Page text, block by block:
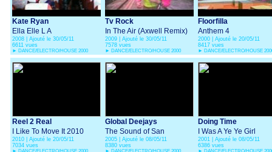
Kate Ryan
Ella Elle L A
2008 | Ajouté le 30/05/11
6611 vues
► DANCE/ELECTRO/HOUSE 2000
Tv Rock
In The Air (Axwell Remix)
2009 | Ajouté le 30/05/11
7578 vues
► DANCE/ELECTRO/HOUSE 2000
Floorfilla
Anthem 4
2000 | Ajouté le 20/05/11
8417 vues
► DANCE/ELECTRO/HOUSE
Reel 2 Real
I Like To Move It 2010
(Nicola Fasano Remix)
2010 | Ajouté le 20/05/11
7034 vues
Global Deejays
The Sound of San
Francisco
2005 | Ajouté le 08/05/11
8380 vues
Doing Time
I Was A Ye Ye Girl
2001 | Ajouté le 08/05/11
6386 vues